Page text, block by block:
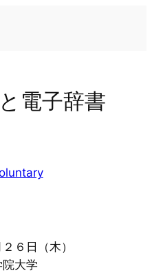
と電子辞書
６日（木）
大学